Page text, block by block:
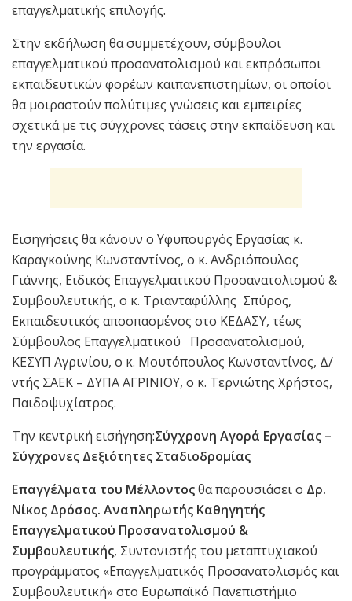
επαγγελματικής επιλογής.
Στην εκδήλωση θα συμμετέχουν, σύμβουλοι
επαγγελματικού προσανατολισμού και εκπρόσωποι
εκπαιδευτικών φορέων καιπανεπιστημίων, οι οποίοι
θα μοιραστούν πολύτιμες γνώσεις και εμπειρίες
σχετικά με τις σύγχρονες τάσεις στην εκπαίδευση και
την εργασία.
Εισηγήσεις θα κάνουν ο Υφυπουργός Εργασίας κ.
Καραγκούνης Κωνσταντίνος, ο κ. Ανδριόπουλος
Γιάννης, Ειδικός Επαγγελματικού Προσανατολισμού &
Συμβουλευτικής, ο κ. Τριανταφύλλης Σπύρος,
Εκπαιδευτικός αποσπασμένος στο ΚΕΔΑΣΥ, τέως
Σύμβουλος Επαγγελματικού Προσανατολισμού,
ΚΕΣΥΠ Αγρινίου, ο κ. Μουτόπουλος Κωνσταντίνος, Δ/
ντής ΣΑΕΚ – ΔΥΠΑ ΑΓΡΙΝΙΟΥ, ο κ. Τερνιώτης Χρήστος,
Παιδοψυχίατρος.
Την κεντρική εισήγηση:Σύγχρονη Αγορά Εργασίας –
Σύγχρονες Δεξιότητες Σταδιοδρομίας
Επαγγέλματα του Μέλλοντοςθα παρουσιάσει ο Δρ.
Νίκος Δρόσος. Αναπληρωτής Καθηγητής
Επαγγελματικού Προσανατολισμού &
Συμβουλευτικής, Συντονιστής του μεταπτυχιακού
προγράμματος «Επαγγελματικός Προσανατολισμός και
Συμβουλευτική» στο Ευρωπαϊκό Πανεπιστήμιο